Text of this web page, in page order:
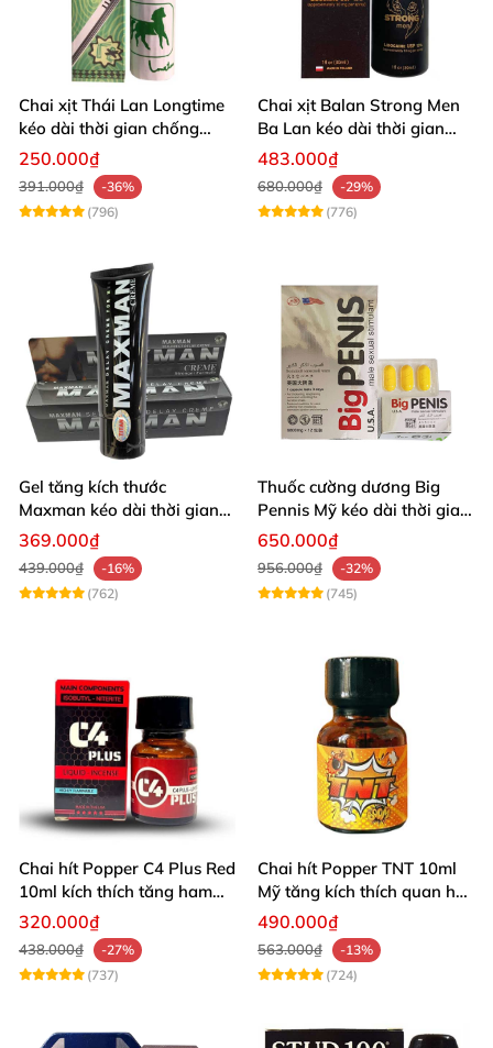
Chai xịt Thái Lan Longtime
kéo dài thời gian chống
xuất tinh sớm
250.000₫
391.000₫
-36%
(796)
Chai xịt Balan Strong Men
Ba Lan kéo dài thời gian
quan hệ
483.000₫
680.000₫
-29%
(776)
Gel tăng kích thước
Maxman kéo dài thời gian
quan hệ nhập Mỹ
369.000₫
439.000₫
-16%
(762)
Thuốc cường dương Big
Pennis Mỹ kéo dài thời gian
hiệu quả
650.000₫
956.000₫
-32%
(745)
Chai hít Popper C4 Plus Red
10ml kích thích tăng ham
muốn
320.000₫
438.000₫
-27%
(737)
Chai hít Popper TNT 10ml
Mỹ tăng kích thích quan hệ
sảng khoái
490.000₫
563.000₫
-13%
(724)